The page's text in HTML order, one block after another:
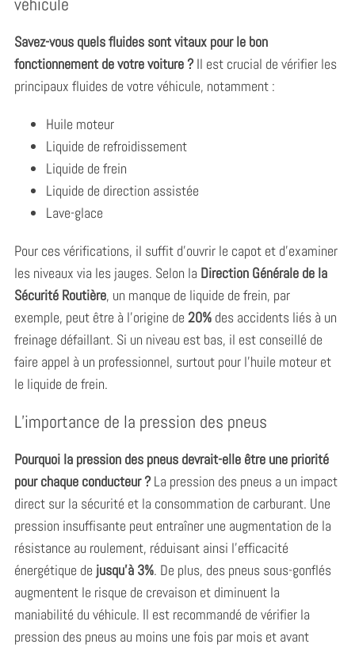
Savez-vous quels fluides sont vitaux pour le bon
fonctionnement de votre voiture ?Il est crucial de vérifier les
principaux fluides de votre véhicule, notamment :
Huile moteur
Liquide de refroidissement
Liquide de frein
Liquide de direction assistée
Lave-glace
Pour ces vérifications, il suffit d’ouvrir le capot et d’examiner
les niveaux via les jauges. Selon la Direction Générale de la
Sécurité Routière, un manque de liquide de frein, par
exemple, peut être à l’origine de 20%des accidents liés à un
freinage défaillant. Si un niveau est bas, il est conseillé de
faire appel à un professionnel, surtout pour l’huile moteur et
le liquide de frein.
L’importance de la pression des pneus
Pourquoi la pression des pneus devrait-elle être une priorité
pour chaque conducteur ?La pression des pneus a un impact
direct sur la sécurité et la consommation de carburant. Une
pression insuffisante peut entraîner une augmentation de la
résistance au roulement, réduisant ainsi l’efficacité
énergétique de jusqu’à 3%. De plus, des pneus sous-gonflés
augmentent le risque de crevaison et diminuent la
maniabilité du véhicule. Il est recommandé de vérifier la
pression des pneus au moins une fois par mois et avant